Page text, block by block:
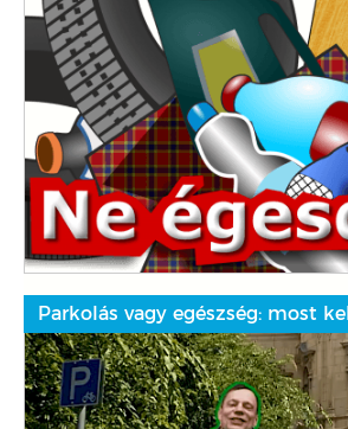
Parkolás vagy egészség: most